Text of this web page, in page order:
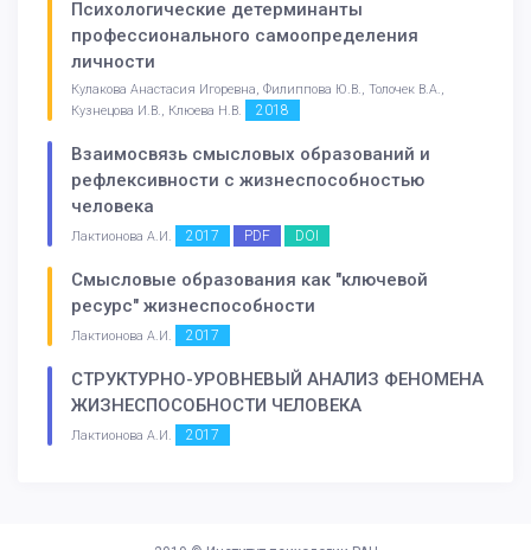
Психологические детерминанты
профессионального самоопределения
личности
Кулакова Анастасия Игоревна, Филиппова Ю.В., Толочек В.А.,
Кузнецова И.В., Клюева Н.В.
2018
Взаимосвязь смысловых образований и
рефлексивности с жизнеспособностью
человека
Лактионова А.И. 2017 PDF DOI
Смысловые образования как "ключевой
ресурс" жизнеспособности
Лактионова А.И. 2017
СТРУКТУРНО-УРОВНЕВЫЙ АНАЛИЗ ФЕНОМЕНА
ЖИЗНЕСПОСОБНОСТИ ЧЕЛОВЕКА
Лактионова А.И. 2017